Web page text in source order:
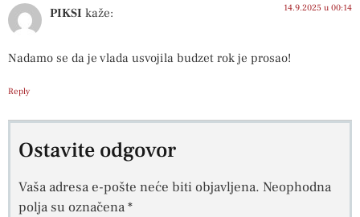
PIKSI kaže: 14.9.2025 u 00:14
Nadamo se da je vlada usvojila budzet rok je prosao!
Reply
Ostavite odgovor
Vaša adresa e-pošte neće biti objavljena. Neophodna
polja su označena*